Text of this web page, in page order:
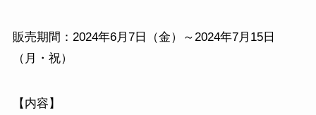
販売期間：2024年6月7日（金）～2024年7月15日
（月・祝）
【内容】